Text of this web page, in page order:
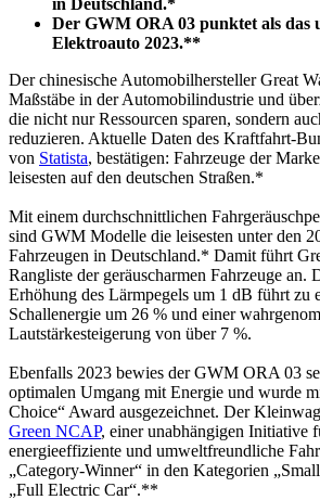
Der GWM ORA 03 punktet als das
Elektroauto 2023.**
Der chinesische Automobilhersteller Great
Maßstäbe in der Automobilindustrie und
die nicht nur Ressourcen sparen, sondern
reduzieren. Aktuelle Daten des Kraftfahrt-
von Statista, bestätigen: Fahrzeuge der
leisesten auf den deutschen Straßen.*
Mit einem durchschnittlichen
sind GWM Modelle die leisesten unter den
Fahrzeugen in Deutschland.* Damit führt
Rangliste der geräuscharmen Fahrzeuge an.
Erhöhung des Lärmpegels um 1 dB führt zu
Schallenergie um 26 % und einer
Lautstärkesteigerung von über 7 %.
Ebenfalls 2023 bewies der GWM ORA 03
optimalen Umgang mit Energie und wurde
Choice“ Award ausgezeichnet. Der
Green NCAP, einer unabhängigen Initiative
energieeffiziente und umweltfreundliche
„Category-Winner“ in den Kategorien
„Full Electric Car“.**